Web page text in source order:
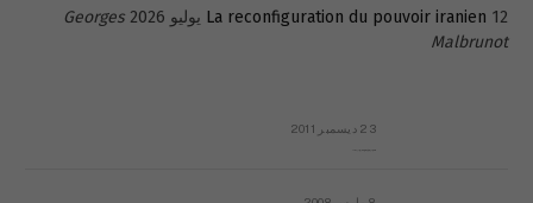
La reconfiguration du pouvoir iranien 12 يوليو 2026
Georges
Malbrunot
23 ديسمبر 2011